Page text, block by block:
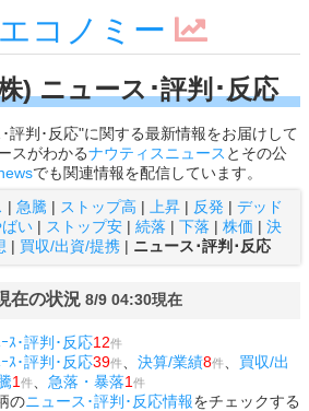
コノミー
) ニュース･評判･反応
評判･反応"に関する最新情報をお届けして
スがわかるナウティスニュース とその公
でも関連情報を配信しています。
| 急騰 | ストップ高 | 上昇 | 反発 | デッド
い | ストップ安 | 続落 | 下落 | 株価 | 決
| 買収/出資/提携 | ニュース･評判･反応
在の状況 8/9 04:30現在
ｽ･評判･反応12件
ｽ･評判･反応39件 決算/業績8件
買収/出
1 件 急落・暴落1 件
のニュース･評判･反応情報をチェックする